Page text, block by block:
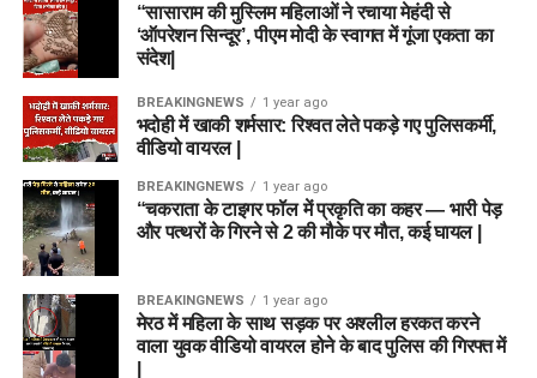
“सासाराम की मुस्लिम महिलाओं ने रचाया मेहंदी से
‘ऑपरेशन सिन्दूर’, पीएम मोदी के स्वागत में गूंजा एकता का
संदेश|
BREAKINGNEWS 1 year ago
भदोही में खाकी शर्मसार: रिश्वत लेते पकड़े गए पुलिसकर्मी,
वीडियो वायरल |
BREAKINGNEWS 1 year ago
“चकराता के टाइगर फॉल में प्रकृति का कहर — भारी पेड़
और पत्थरों के गिरने से 2 की मौके पर मौत, कई घायल |
BREAKINGNEWS 1 year ago
मेरठ में महिला के साथ सड़क पर अश्लील हरकत करने
वाला युवक वीडियो वायरल होने के बाद पुलिस की गिरफ्त में